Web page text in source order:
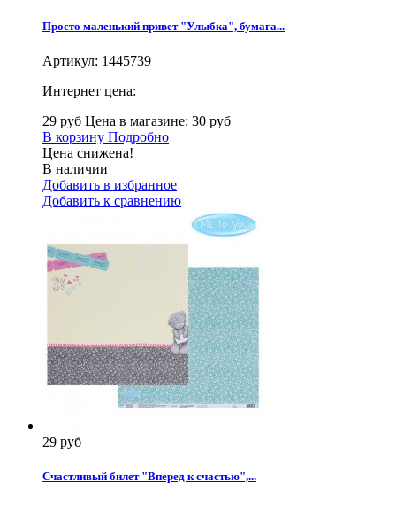
Просто маленький привет "Улыбка", бумага...
Артикул: 1445739
Интернет цена:
29 руб Цена в магазине: 30 руб
В корзину Подробно
Цена снижена!
В наличии
Добавить в избранное
Добавить к сравнению
29 руб
Счастливый билет "Вперед к счастью",...